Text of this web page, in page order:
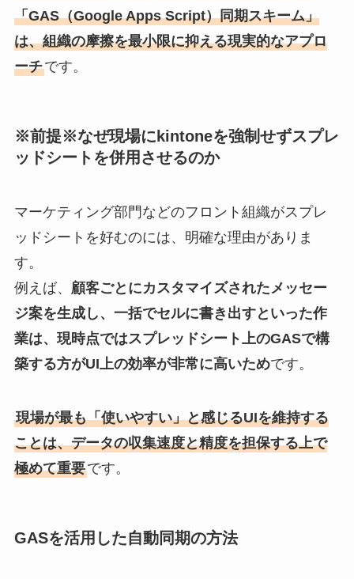
「GAS（Google Apps Script）同期スキーム」
は、組織の摩擦を最小限に抑える現実的なアプロ
ーチです。
※前提※なぜ現場にkintoneを強制せずスプレ
ッドシートを併用させるのか
マーケティング部門などのフロント組織がスプレ
ッドシートを好むのには、明確な理由がありま
す。
例えば、 顧客ごとにカスタマイズされたメッセー
ジ案を生成し、一括でセルに書き出すといった作
業は、現時点ではスプレッドシート上のGASで構
築する方がUI上の効率が非常に高いためです。
現場が最も「使いやすい」と感じるUIを維持する
ことは、データの収集速度と精度を担保する上で
極めて重要です。
GASを活用した自動同期の方法